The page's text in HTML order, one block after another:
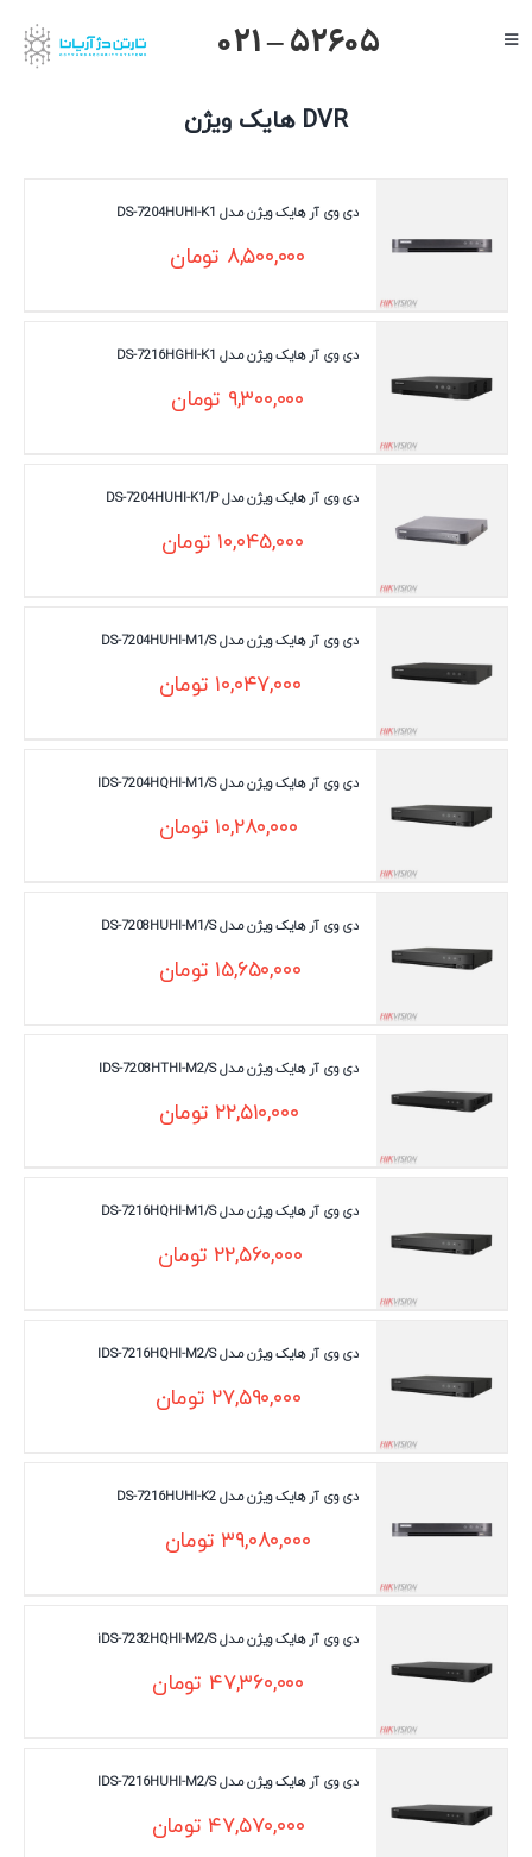
to
Toggle
تیاندی
021 – 52605
DVR هایک ویژن
دی وی آر هایک ویژن مـدل DS-7204HUHI-K1
۸,۵۰۰,۰۰۰ تومان
دی وی آر هایک ویژن مـدل DS-7216HGHI-K1
۹,۳۰۰,۰۰۰ تومان
دی وی آر هایک ویژن مدل DS-7204HUHI-K1/P
۱۰,۰۴۵,۰۰۰ تومان
دی وی آر هایک ویژن مـدل DS-7204HUHI-M1/S
۱۰,۰۴۷,۰۰۰ تومان
دی وی آر هایک ویژن مـدل IDS-7204HQHI-M1/S
۱۰,۲۸۰,۰۰۰ تومان
دی وی آر هایک ویژن مـدل DS-7208HUHI-M1/S
۱۵,۶۵۰,۰۰۰ تومان
دی وی آر هایک ویژن مـدل IDS-7208HTHI-M2/S
۲۲,۵۱۰,۰۰۰ تومان
دی وی آر هایک ویژن مـدل DS-7216HQHI-M1/S
۲۲,۵۶۰,۰۰۰ تومان
دی وی آر هایک ویژن مـدل IDS-7216HQHI-M2/S
۲۷,۵۹۰,۰۰۰ تومان
دی وی آر هایک ویژن مـدل DS-7216HUHI-K2
۳۹,۰۸۰,۰۰۰ تومان
دی وی آر هایک ویژن مـدل iDS-7232HQHI-M2/S
۴۷,۳۶۰,۰۰۰ تومان
دی وی آر هایک ویژن مـدل IDS-7216HUHI-M2/S
۴۷,۵۷۰,۰۰۰ تومان